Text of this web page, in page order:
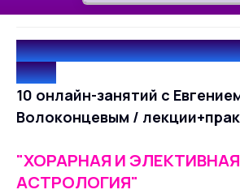
2 ступень / 16 ноября - 20
2026
10 онлайн-занятий с
Волоконцевым /
"ХОРАРНАЯ И ЭЛЕКТИВНАЯ
АСТРОЛОГИЯ"